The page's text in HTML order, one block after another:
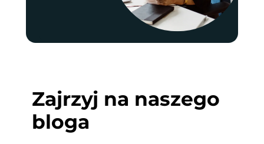
Zajrzyj na naszego
bloga